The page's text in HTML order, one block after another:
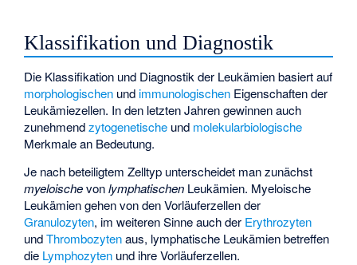
Klassifikation und Diagnostik
Die Klassifikation und Diagnostik der Leukämien basiert auf
morphologischen und immunologischen Eigenschaften der
Leukämiezellen. In den letzten Jahren gewinnen auch
zunehmendzytogenetische und molekularbiologische
Merkmale an Bedeutung.
Je nach beteiligtem Zelltyp unterscheidet man zunächst
myeloischevonlymphatischen Leukämien. Myeloische
Leukämien gehen von den Vorläuferzellen der
Granulozyten, im weiteren Sinne auch der Erythrozyten
undThrombozytenaus, lymphatische Leukämien betreffen
die Lymphozyten und ihre Vorläuferzellen.